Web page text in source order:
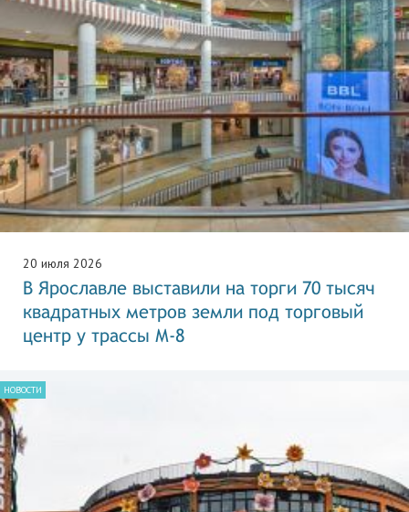
20 июля 2026
В Ярославле выставили на торги 70 тысяч
квадратных метров земли под торговый
центр у трассы М-8
НОВОСТИ